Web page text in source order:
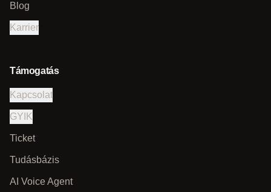
Blog
Karrier
Támogatás
Kapcsolat
GYIK
Ticket
Tudásbázis
AI Voice Agent